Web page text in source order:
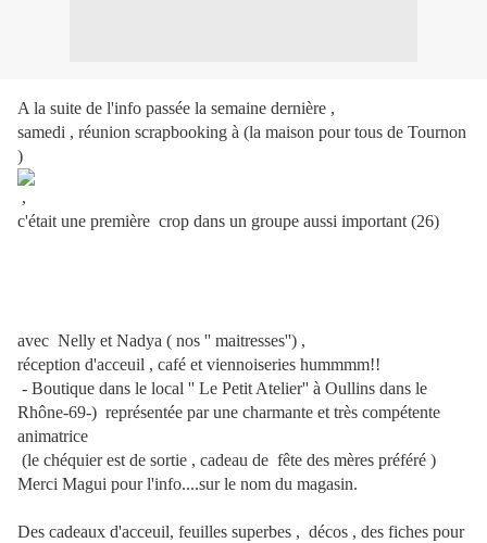
A la suite de l'info passée la semaine dernière ,
samedi , réunion scrapbooking à (la maison pour tous de Tournon
)
,
c'était une première crop dans un groupe aussi important (26)
avec Nelly et Nadya ( nos '' maitresses'') ,
réception d'acceuil , café et viennoiseries hummmm!!
- Boutique dans le local '' Le Petit Atelier'' à Oullins dans le
Rhône-69-) représentée par une charmante et très compétente
animatrice
(le chéquier est de sortie , cadeau de fête des mères préféré )
Merci Magui pour l'info....sur le nom du magasin.
Des cadeaux d'acceuil, feuilles superbes , décos , des fiches pour